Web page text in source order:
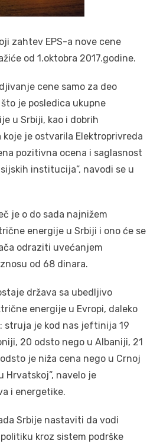
zahtev EPS-a nove cene
od 1.oktobra 2017.godine.
cene samo za deo
je posledica ukupne
u Srbiji, kao i dobrih
je ostvarila Elektroprivreda
pozitivna ocena i saglasnost
institucija”, navodi se u
je o do sada najnižem
energije u Srbiji i ono će se
odraziti uvećanjem
od 68 dinara.
država sa ubedljivo
energije u Evropi, daleko
struja je kod nas jeftinija 19
20 odsto nego u Albaniji, 21
je niža cena nego u Crnoj
Hrvatskoj”, navelo je
i energetike.
Srbije nastaviti da vodi
kroz sistem podrške